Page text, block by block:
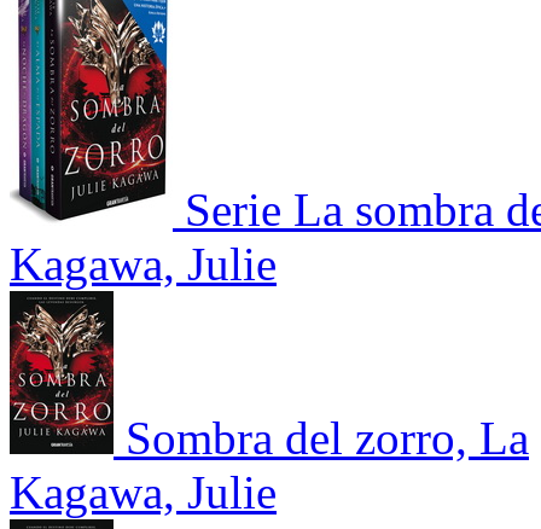
Serie La sombra
Kagawa, Julie
Sombra del zorro, La
Kagawa, Julie